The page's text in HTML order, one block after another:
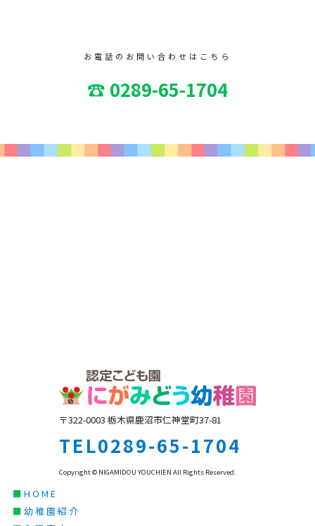
お電話のお問い合わせはこちら
☎ 0289-65-1704
〒322-0003 栃木県鹿沼市仁神堂町37-81
TEL0289-65-1704
Copyright © NIGAMIDOU YOUCHIEN All Rights Reserved.
■ HOME
■ 幼稚園紹介